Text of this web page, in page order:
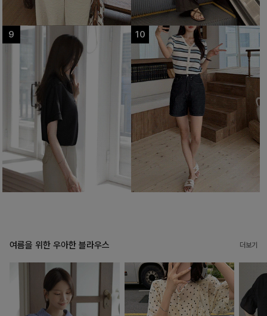
여름을 위한 우아한 블라우스 더보기